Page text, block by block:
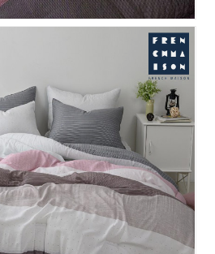
달 차렵이불 - 핑크